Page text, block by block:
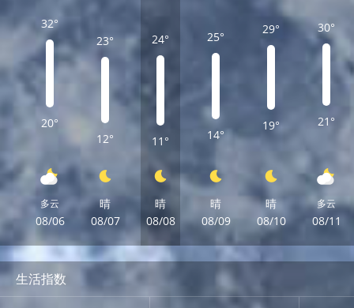
32°
20°
多云
08/06
23°
12°
晴
08/07
24°
11°
晴
08/08
25°
14°
晴
08/09
29°
19°
晴
08/10
30°
21°
多云
08/11
生活指数